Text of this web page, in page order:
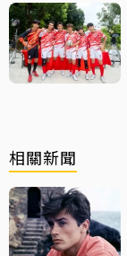
相關新聞